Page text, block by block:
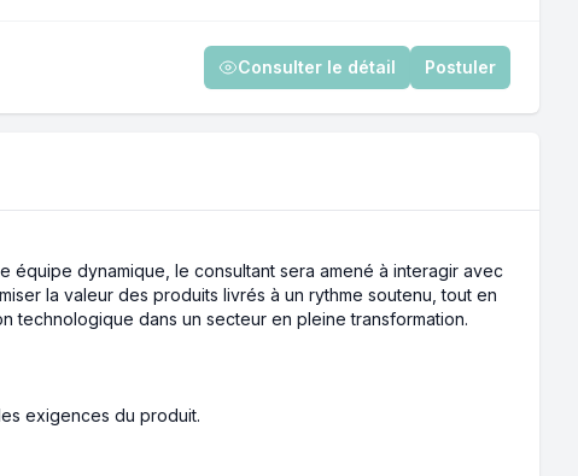
Consulter le détail Postuler
dynamique, le consultant sera amené à interagir avec
la valeur des produits livrés à un rythme soutenu, tout en
technologique dans un secteur en pleine transformation.
exigences du produit.